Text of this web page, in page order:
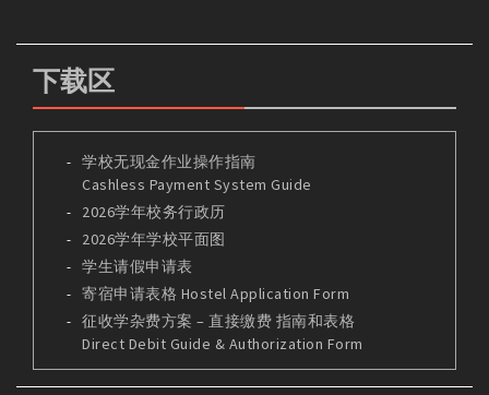
下载区
学校无现金作业操作指南
Cashless Payment System Guide
2026学年校务行政历
2026学年学校平面图
学生请假申请表
寄宿申请表格 Hostel Application Form
征收学杂费方案 – 直接缴费 指南和表格
Direct Debit Guide & Authorization Form